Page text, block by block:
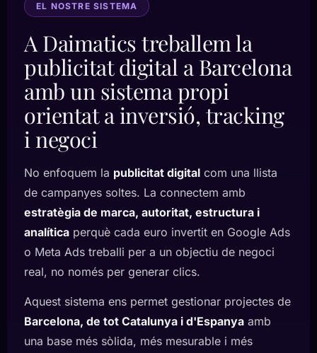
EL NOSTRE SISTEMA
A Daimatics treballem la
publicitat digital a Barcelona
amb un sistema propi
orientat a inversió, tracking
i negoci
No enfoquem la publicitat digital com una llista
de campanyes soltes. La connectem amb
estratègia de marca, autoritat, estructura i
analítica perquè cada euro invertit en Google Ads
o Meta Ads treballi per a un objectiu de negoci
real, no només per generar clics.
Aquest sistema ens permet gestionar projectes de
Barcelona, de tot Catalunya i d'Espanya amb
una base més sòlida, més mesurable i més